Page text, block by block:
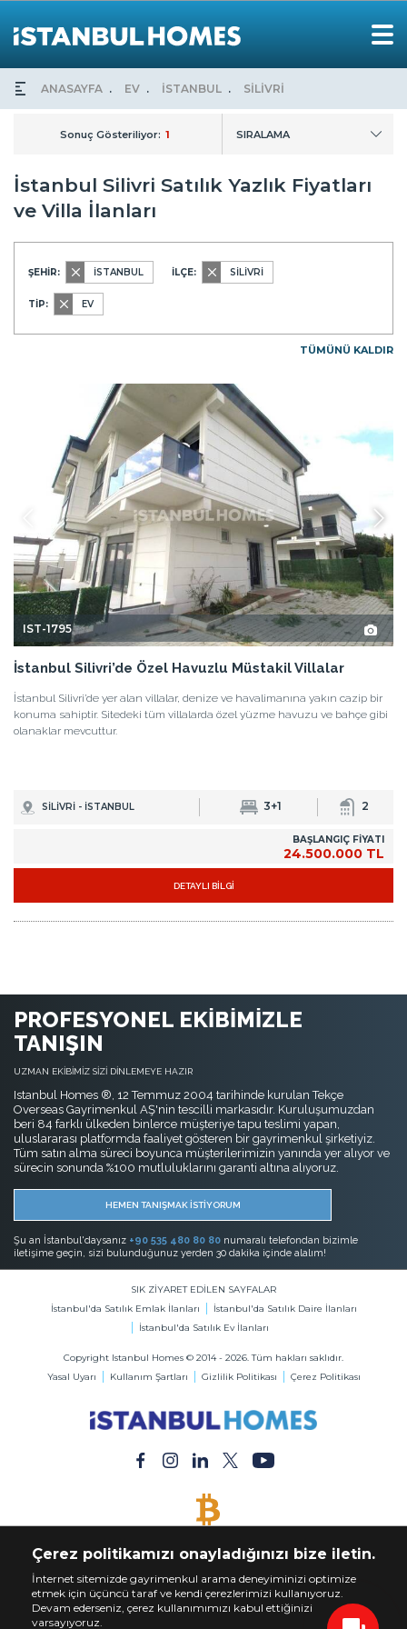
ANASAYFA EV İSTANBUL SİLİVRİ
Sonuç Gösteriliyor: 1 SIRALAMA
İstanbul Silivri Satılık Yazlık Fiyatları
ve Villa İlanları
ŞEHİR: İSTANBUL İLÇE: SİLİVRİ
TİP: EV
TÜMÜNÜ KALDIR
IST-1795
İstanbul Silivri’de Özel Havuzlu Müstakil Villalar
İstanbul Silivri’de yer alan villalar, denize ve havalimanına yakın cazip bir
konuma sahiptir. Sitedeki tüm villalarda özel yüzme havuzu ve bahçe gibi
olanaklar mevcuttur.
SİLİVRİ - İSTANBUL 3+1 2
BAŞLANGIÇ FİYATI
24.500.000 TL
DETAYLI BİLGİ
PROFESYONEL EKİBİMİZLE
TANIŞIN
UZMAN EKİBİMİZ SİZİ DİNLEMEYE HAZIR
Istanbul Homes ®, 12 Temmuz 2004 tarihinde kurulan Tekçe
Overseas Gayrimenkul AŞ'nin tescilli markasıdır. Kuruluşumuzdan
beri 84 farklı ülkeden binlerce müşteriye tapu teslimi yapan,
uluslararası platformda faaliyet gösteren bir gayrimenkul şirketiyiz.
Tüm satın alma süreci boyunca müşterilerimizin yanında yer alıyor ve
sürecin sonunda %100 mutluluklarını garanti altına alıyoruz.
HEMEN TANIŞMAK İSTİYORUM
Şu an İstanbul'daysanız +90 535 480 80 80 numaralı telefondan bizimle
iletişime geçin, sizi bulunduğunuz yerden 30 dakika içinde alalım!
SIK ZİYARET EDİLEN SAYFALAR
İstanbul'da Satılık Emlak İlanları
İstanbul'da Satılık Daire İlanları
İstanbul'da Satılık Ev İlanları
Copyright Istanbul Homes © 2014 - 2026. Tüm hakları saklıdır.
Yasal Uyarı
Kullanım Şartları Gizlilik Politikası Çerez Politikası
Bitcoin ile Dilediğiniz Mülkü Satın Alın
Çerez politikamızı onayladığınızı bize iletin.
İnternet sitemizde gayrimenkul arama deneyiminizi optimize
etmek için üçüncü taraf ve kendi çerezlerimizi kullanıyoruz.
Devam ederseniz, çerez kullanımımızı kabul ettiğinizi
varsayıyoruz.